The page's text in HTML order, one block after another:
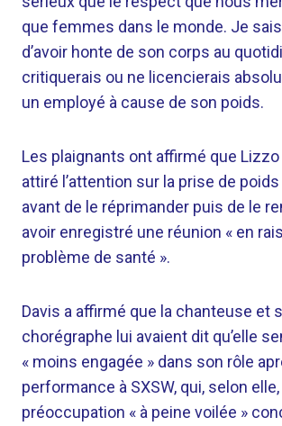
que femmes dans le monde. Je
d’avoir honte de son corps au
critiquerais ou ne licencierais
un employé à cause de son poids.
Les plaignants ont affirmé que
attiré l’attention sur la prise de poids
avant de le réprimander puis de le
avoir enregistré une réunion « en
problème de santé ».
Davis a affirmé que la chanteuse et
chorégraphe lui avaient dit qu’elle
« moins engagée » dans son rôle
performance à SXSW, qui, selon
préoccupation « à peine voilée »